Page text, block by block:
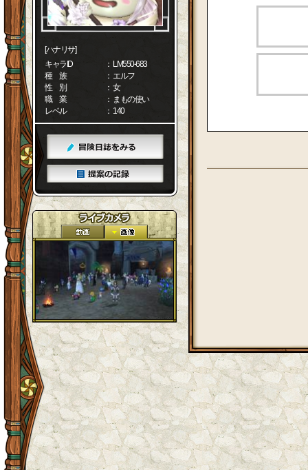
[ハナリサ]
キャラID
： LM550-683
種 族
： エルフ
性 別
： 女
職 業
： まもの使い
レベル
： 140